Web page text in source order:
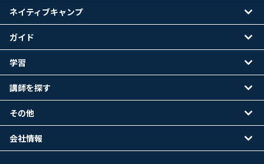
ネイティブキャンプ
ガイド
学習
講師を探す
その他
会社情報